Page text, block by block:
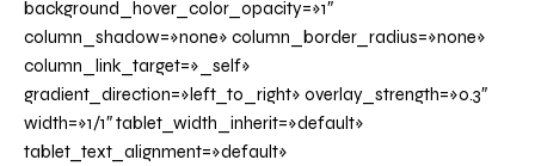
background_hover_color_opacity=»1″
column_shadow=»none» column_border_radius=»none»
column_link_target=»_self»
gradient_direction=»left_to_right» overlay_strength=»0.3″
width=»1/1″ tablet_width_inherit=»default»
tablet_text_alignment=»default»